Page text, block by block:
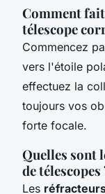
Comment
télescope
Commencez
vers l'étoile
effectuez la
toujours vos
forte focale.
Quelles sont
de télescopes
Les